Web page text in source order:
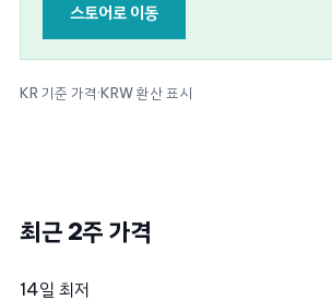
스토어로 이동
KR 기준 가격·KRW 환산 표시
최근 2주 가격
14일 최저